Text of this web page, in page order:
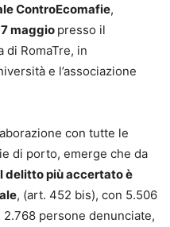
ControEcomafie,
maggio presso il
RomaTre, in
e l’associazione
con tutte le
di porto, emerge che da
delitto più accertato è
, (art. 452 bis), con 5.506
persone denunciate,